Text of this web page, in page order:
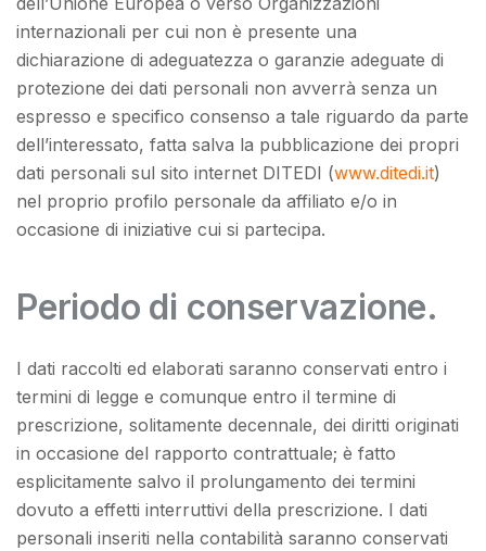
internazionali per cui non è presente una
dichiarazione di adeguatezza o garanzie adeguate di
protezione dei dati personali non avverrà senza un
espresso e specifico consenso a tale riguardo da parte
dell’interessato, fatta salva la pubblicazione dei propri
dati personali sul sito internet DITEDI (www.ditedi.it)
nel proprio profilo personale da affiliato e/o in
occasione di iniziative cui si partecipa.
Periodo di conservazione.
I dati raccolti ed elaborati saranno conservati entro i
termini di legge e comunque entro il termine di
prescrizione, solitamente decennale, dei diritti originati
in occasione del rapporto contrattuale; è fatto
esplicitamente salvo il prolungamento dei termini
dovuto a effetti interruttivi della prescrizione. I dati
personali inseriti nella contabilità saranno conservati